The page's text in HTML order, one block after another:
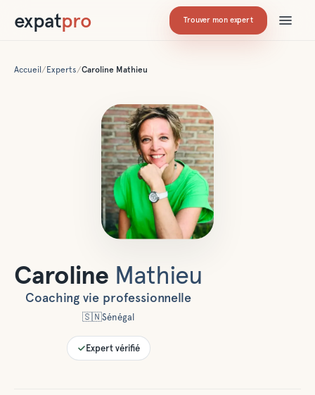
expatpro Trouver mon expert
Accueil / Experts/Caroline Mathieu
Caroline Mathieu
Coaching vie professionnelle
🇸🇳Sénégal
Expert vérifié